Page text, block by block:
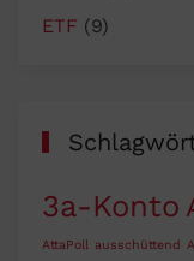
ETF (9)
3a-Konto
AttaPoll ausschüttend